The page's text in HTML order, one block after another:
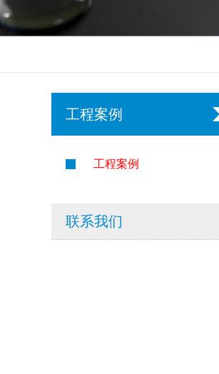
工程案例
工程案例
联系我们